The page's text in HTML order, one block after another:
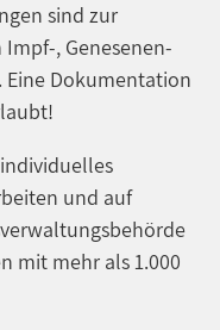
sind zur
, Genesenen-
Dokumentation
und auf
mit mehr als 1.000